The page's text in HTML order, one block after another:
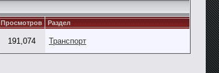
Просмотров Раздел
191,074 Транспорт